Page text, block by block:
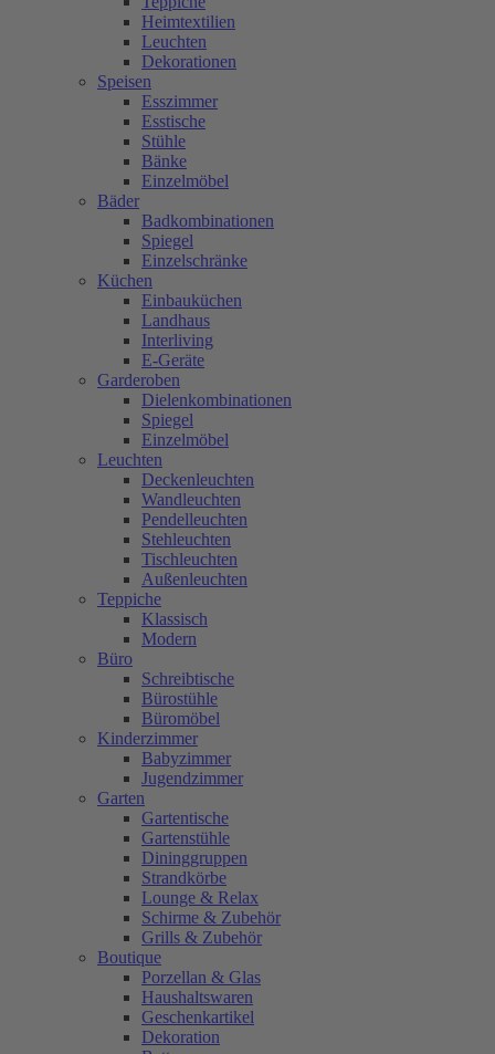
Heimtextilien
Leuchten
Dekorationen
Speisen
Esszimmer
Esstische
Stühle
Bänke
Einzelmöbel
Bäder
Badkombinationen
Spiegel
Einzelschränke
Küchen
Einbauküchen
Landhaus
Interliving
E-Geräte
Garderoben
Dielenkombinationen
Spiegel
Einzelmöbel
Leuchten
Deckenleuchten
Wandleuchten
Pendelleuchten
Stehleuchten
Tischleuchten
Außenleuchten
Teppiche
Klassisch
Modern
Büro
Schreibtische
Bürostühle
Büromöbel
Kinderzimmer
Babyzimmer
Jugendzimmer
Garten
Gartentische
Gartenstühle
Dininggruppen
Strandkörbe
Lounge & Relax
Schirme & Zubehör
Grills & Zubehör
Boutique
Porzellan & Glas
Haushaltswaren
Geschenkartikel
Dekoration